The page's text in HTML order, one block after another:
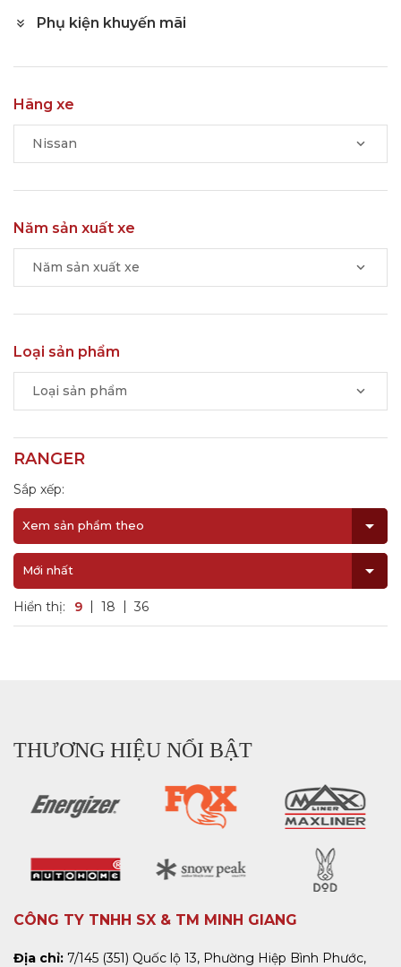
Phụ kiện khuyến mãi
Hãng xe
Nissan
Năm sản xuất xe
Năm sản xuất xe
Loại sản phẩm
Loại sản phẩm
RANGER
Sắp xếp:
Xem sản phẩm theo
Mới nhất
Hiển thị: 9 18 36
THƯƠNG HIỆU NỔI BẬT
CÔNG TY TNHH SX & TM MINH GIANG
Địa chỉ: 7/145 (351) Quốc lộ 13, Phường Hiệp Bình Phước,